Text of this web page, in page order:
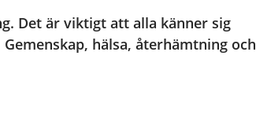
Det är viktigt att alla känner sig
hälsa, återhämtning och